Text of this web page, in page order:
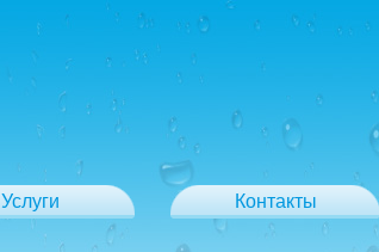
Услуги Контакты